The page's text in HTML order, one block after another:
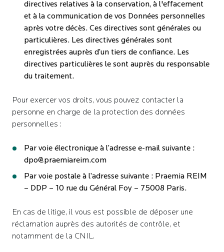
directives relatives à la conservation, à l'effacement
et à la communication de vos Données personnelles
après votre décès. Ces directives sont générales ou
particulières. Les directives générales sont
enregistrées auprès d’un tiers de confiance. Les
directives particulières le sont auprès du responsable
du traitement.
Pour exercer vos droits, vous pouvez contacter la
personne en charge de la protection des données
personnelles :
Par voie électronique à l’adresse e-mail suivante :
dpo@praemiareim.com
Par voie postale à l’adresse suivante : Praemia REIM
– DDP – 10 rue du Général Foy – 75008 Paris.
En cas de litige, il vous est possible de déposer une
réclamation auprès des autorités de contrôle, et
notamment de la CNIL.